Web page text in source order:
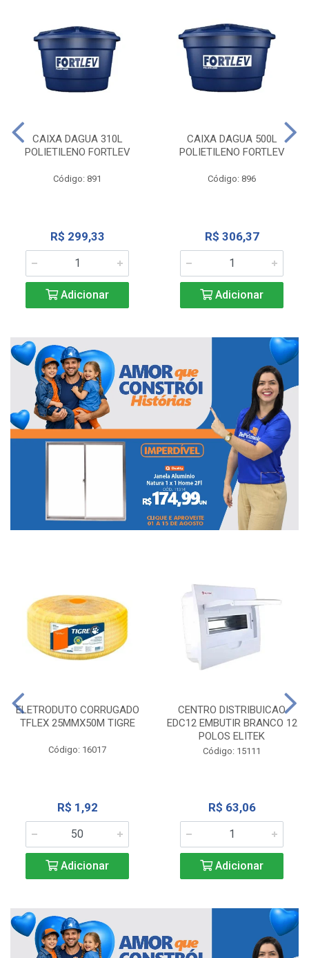
CAIXA DAGUA 310L
POLIETILENO FORTLEV
Código: 891
R$ 299,33
Adicionar
CAIXA DAGUA 500L
POLIETILENO FORTLEV
Código: 896
R$ 306,37
Adicionar
ELETRODUTO CORRUGADO
TFLEX 25MMX50M TIGRE
Código: 16017
R$ 1,92
Adicionar
CENTRO DISTRIBUICAO
EDC12 EMBUTIR BRANCO 12
POLOS ELITEK
Código: 15111
R$ 63,06
Adicionar